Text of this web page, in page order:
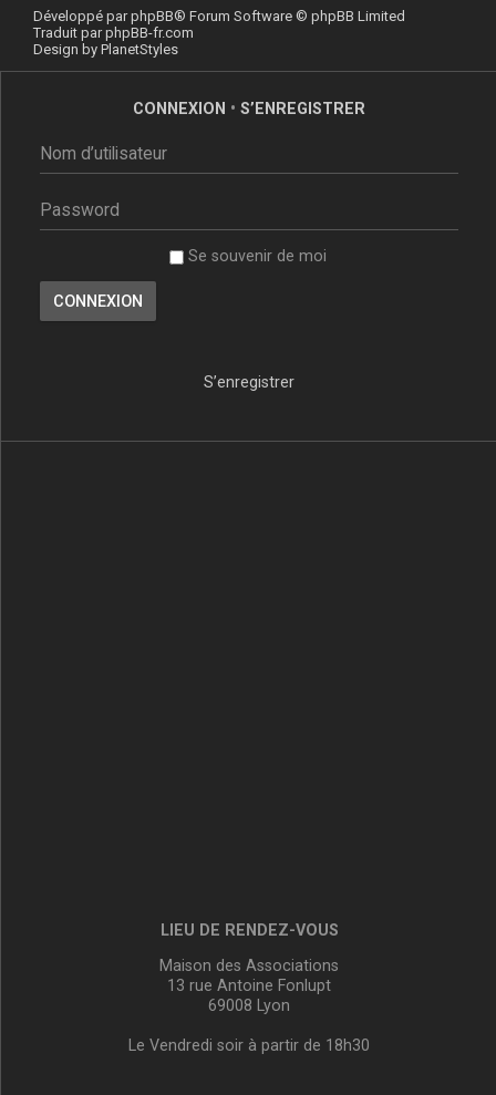
Développé parphpBB® Forum Software © phpBB Limited
Traduit parphpBB-fr.com
Design by PlanetStyles
CONNEXION • S’ENREGISTRER
Se souvenir de moi
S’enregistrer
LIEU DE RENDEZ-VOUS
Maison des Associations
13 rue Antoine Fonlupt
69008 Lyon
Le Vendredi soir à partir de 18h30